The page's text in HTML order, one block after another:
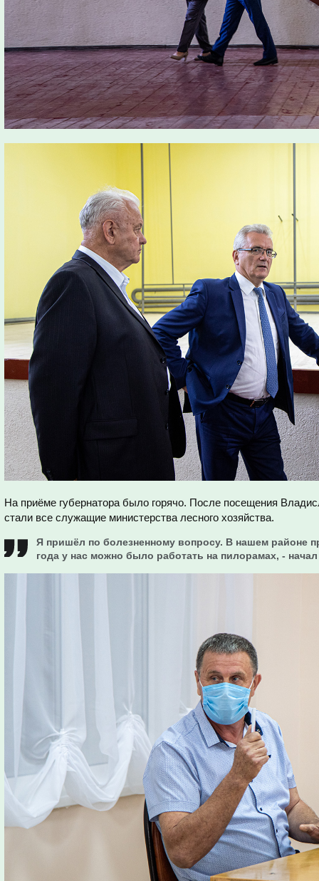
На приёме губернатора было горячо. После посещения
стали все служащие министерства лесного хозяйства.
Я пришёл по болезненному вопросу. В нашем районе
года у нас можно было работать на пилорамах, -